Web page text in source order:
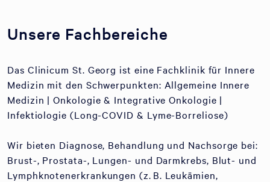
Unsere Fachbereiche
Das Clinicum St. Georg ist eine Fachklinik für Innere
Medizin mit den Schwerpunkten: Allgemeine Innere
Medizin | Onkologie & Integrative Onkologie |
Infektiologie (Long-COVID & Lyme-Borreliose)
Wir bieten Diagnose, Behandlung und Nachsorge bei:
Brust-, Prostata-, Lungen- und Darmkrebs, Blut- und
Lymphknotenerkrankungen (z. B. Leukämien,